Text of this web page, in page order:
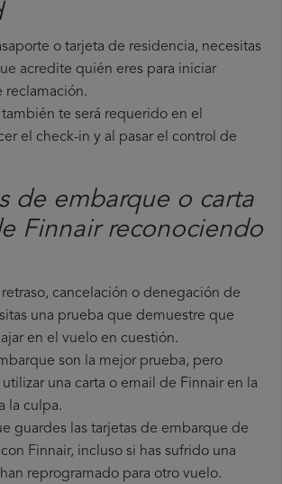
o tarjeta de residencia, necesitas
acredite quién eres para iniciar
reclamación.
te será requerido en el
el check-in y al pasar el control de
de embarque o carta
Finnair reconociendo
cancelación o denegación de
una prueba que demuestre que
en el vuelo en cuestión.
son la mejor prueba, pero
una carta o email de Finnair en la
la culpa.
guardes las tarjetas de embarque de
Finnair, incluso si has sufrido una
reprogramado para otro vuelo.